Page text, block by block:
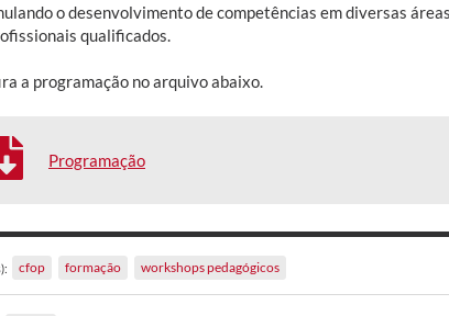
o desenvolvimento de competências em diversas
qualificados.
a programação no arquivo abaixo.
Programação
cfop formação workshops pedagógicos